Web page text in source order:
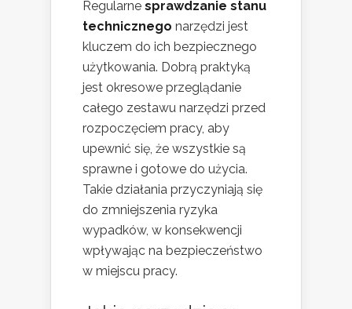
Regularne sprawdzanie stanu
technicznego narzędzi jest
kluczem do ich bezpiecznego
użytkowania. Dobrą praktyką
jest okresowe przeglądanie
całego zestawu narzędzi przed
rozpoczęciem pracy, aby
upewnić się, że wszystkie są
sprawne i gotowe do użycia.
Takie działania przyczyniają się
do zmniejszenia ryzyka
wypadków, w konsekwencji
wpływając na bezpieczeństwo
w miejscu pracy.